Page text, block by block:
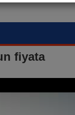
fiyata